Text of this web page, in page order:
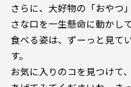
さらに、大好物の「おやつ
さな口を一生懸命に動かし
食べる姿は、ずーっと見て
す。
お気に入りのコを見つけて